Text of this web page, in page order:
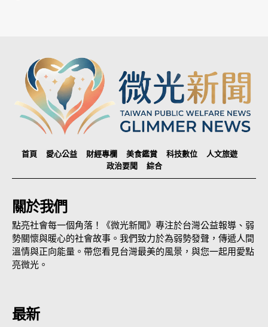
首頁 愛心公益 財經專欄 美食鑑賞 科技數位
人文旅遊
政治要聞
綜合
關於我們
點亮社會每一個角落！《微光新聞》專注於台灣公益報導、弱
勢關懷與暖心的社會故事。我們致力於為弱勢發聲，傳遞人間
溫情與正向能量。帶您看見台灣最美的風景，與您一起用愛點
亮微光。
最新